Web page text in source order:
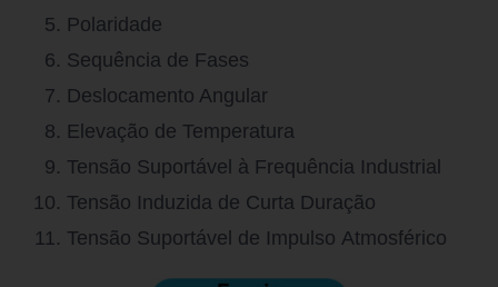
Polaridade
Sequência de Fases
Deslocamento Angular
Elevação de Temperatura
Tensão Suportável à Frequência Industrial
Tensão Induzida de Curta Duração
Tensão Suportável de Impulso Atmosférico